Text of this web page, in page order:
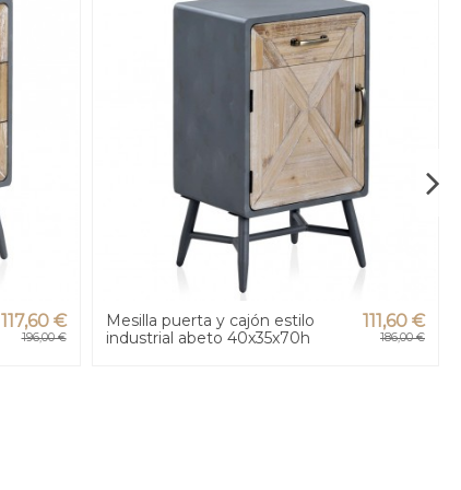
117,60 €
196,00 €
Mesilla puerta y cajón estilo
industrial abeto 40x35x70h
111,60 €
186,00 €